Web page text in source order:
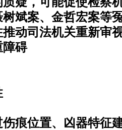
树斌案、金哲宏案等
动司法机关重新审
障碍
痕位置、凶器特征